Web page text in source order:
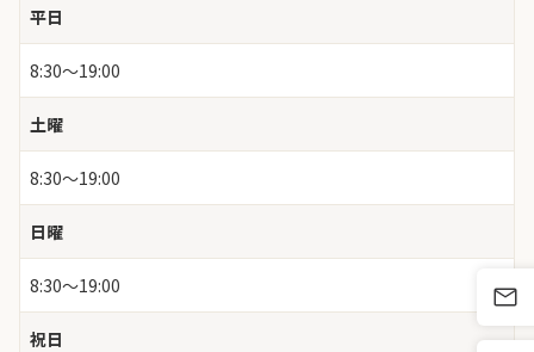
平日
8:30～19:00
土曜
8:30～19:00
日曜
8:30～19:00
祝日